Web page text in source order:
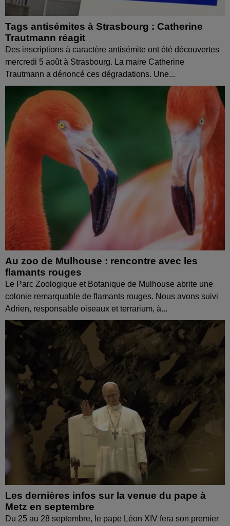
Tags antisémites à Strasbourg : Catherine
Trautmann réagit
Des inscriptions à caractère antisémite ont été découvertes
mercredi 5 août à Strasbourg. La maire Catherine
Trautmann a dénoncé ces dégradations. Une...
Au zoo de Mulhouse : rencontre avec les
flamants rouges
Le Parc Zoologique et Botanique de Mulhouse abrite une
colonie remarquable de flamants rouges. Nous avons suivi
Adrien, responsable oiseaux et terrarium, à...
Les dernières infos sur la venue du pape à
Metz en septembre
Du 25 au 28 septembre, le pape Léon XIV fera son premier